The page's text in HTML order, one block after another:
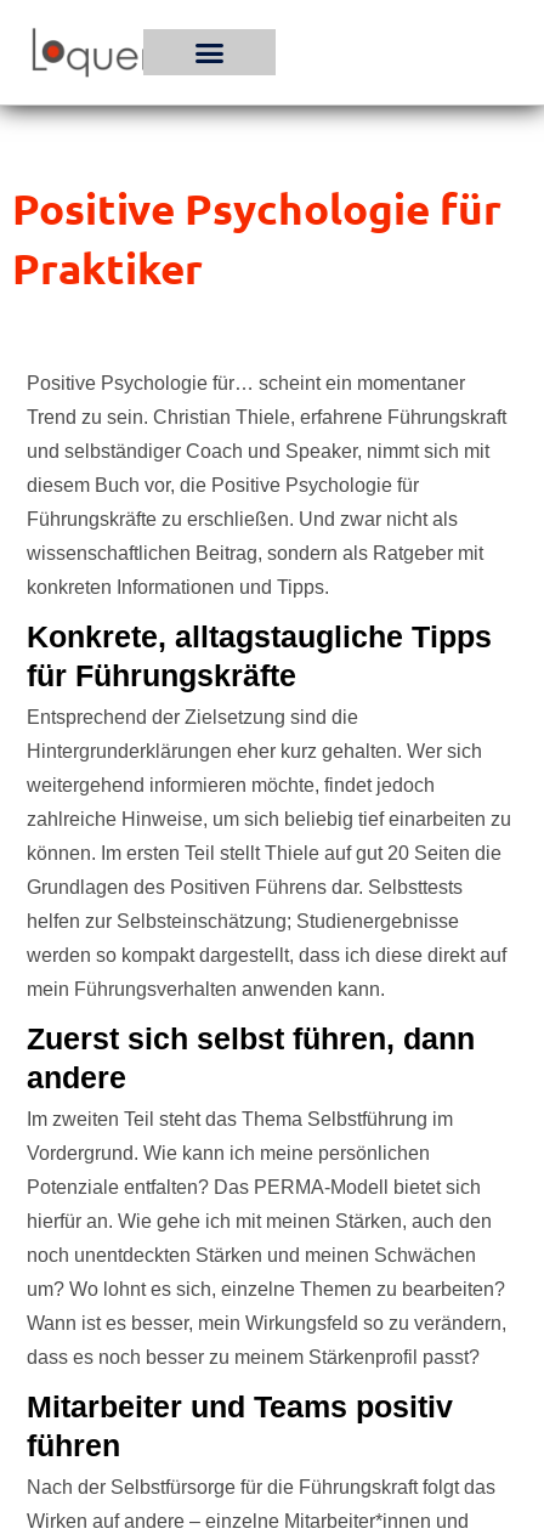
Inhalt
Positive Psychologie für
Praktiker
Positive Psychologie für… scheint ein momentaner
Trend zu sein. Christian Thiele, erfahrene Führungskraft
und selbständiger Coach und Speaker, nimmt sich mit
diesem Buch vor, die Positive Psychologie für
Führungskräfte zu erschließen. Und zwar nicht als
wissenschaftlichen Beitrag, sondern als Ratgeber mit
konkreten Informationen und Tipps.
Konkrete, alltagstaugliche Tipps
für Führungskräfte
Entsprechend der Zielsetzung sind die
Hintergrunderklärungen eher kurz gehalten. Wer sich
weitergehend informieren möchte, findet jedoch
zahlreiche Hinweise, um sich beliebig tief einarbeiten zu
können. Im ersten Teil stellt Thiele auf gut 20 Seiten die
Grundlagen des Positiven Führens dar. Selbsttests
helfen zur Selbsteinschätzung; Studienergebnisse
werden so kompakt dargestellt, dass ich diese direkt auf
mein Führungsverhalten anwenden kann.
Zuerst sich selbst führen, dann
andere
Im zweiten Teil steht das Thema Selbstführung im
Vordergrund. Wie kann ich meine persönlichen
Potenziale entfalten? Das PERMA-Modell bietet sich
hierfür an. Wie gehe ich mit meinen Stärken, auch den
noch unentdeckten Stärken und meinen Schwächen
um? Wo lohnt es sich, einzelne Themen zu bearbeiten?
Wann ist es besser, mein Wirkungsfeld so zu verändern,
dass es noch besser zu meinem Stärkenprofil passt?
Mitarbeiter und Teams positiv
führen
Nach der Selbstfürsorge für die Führungskraft folgt das
Wirken auf andere – einzelne Mitarbeiter*innen und